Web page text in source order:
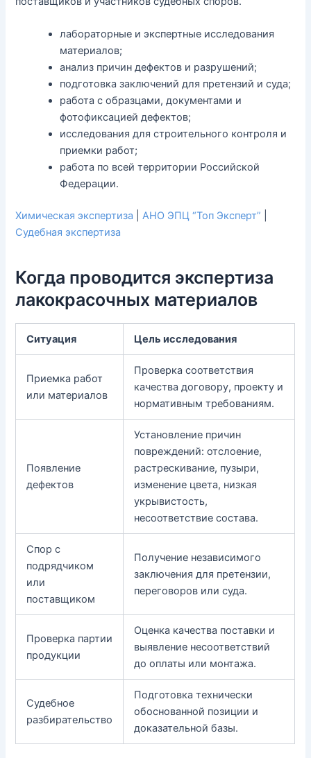
лабораторные и экспертные исследования
материалов;
анализ причин дефектов и разрушений;
подготовка заключений для претензий и суда;
работа с образцами, документами и
фотофиксацией дефектов;
исследования для строительного контроля и
приемки работ;
работа по всей территории Российской
Федерации.
Химическая экспертиза |АНО ЭПЦ “Топ Эксперт”
Судебная экспертиза
Когда проводится экспертиза
лакокрасочных материалов
Ситуация Цель исследования
Приемка работ
или материалов
Проверка соответствия
качества договору, проекту и
нормативным требованиям.
Появление
дефектов
Установление причин
повреждений: отслоение,
растрескивание, пузыри,
изменение цвета, низкая
укрывистость,
несоответствие состава.
Спор с
подрядчиком
или
поставщиком
Получение независимого
заключения для претензии,
переговоров или суда.
Проверка партии
продукции
Оценка качества поставки и
выявление несоответствий
до оплаты или монтажа.
Судебное
разбирательство
Подготовка технически
обоснованной позиции и
доказательной базы.